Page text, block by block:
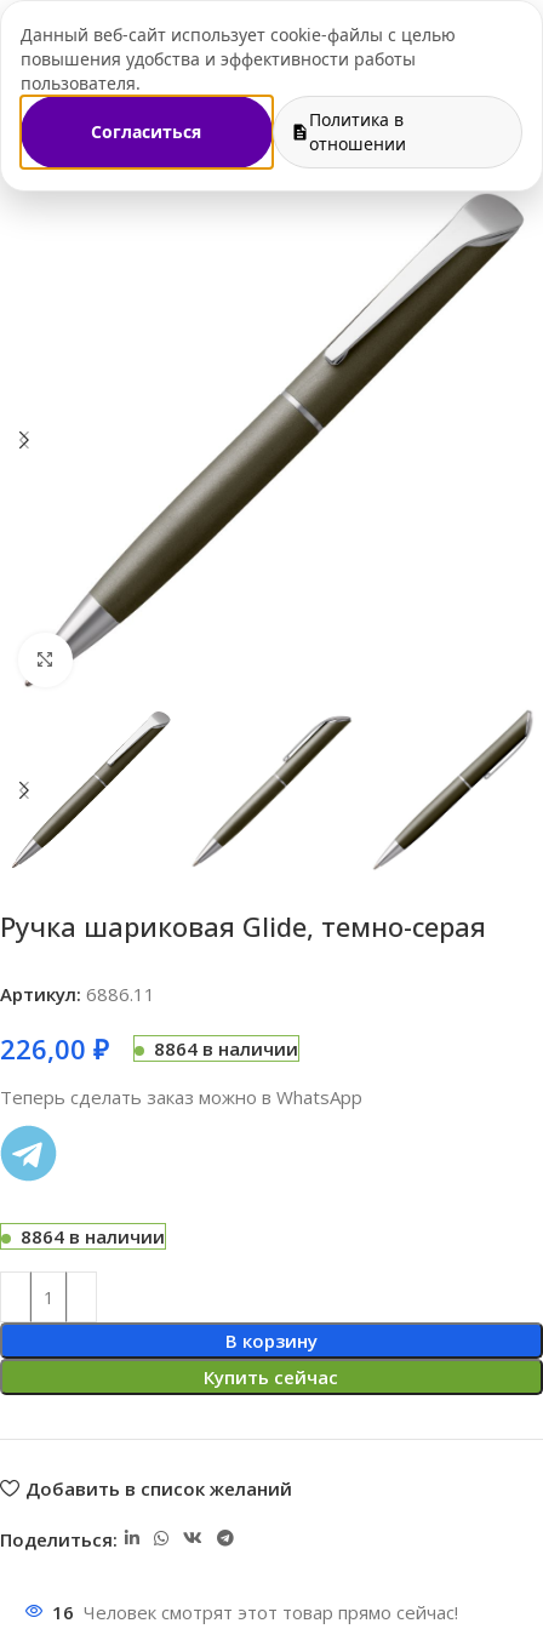
Данный веб-сайт использует cookie-файлы с целью
повышения удобства и эффективности работы
пользователя.
Согласиться
Политика в
отношении
+7 (495) 109-07-
Ручки с логотипом Металлические ручки с логотипом
Нажмите, чтобы увеличить
Ручка шариковая Glide, темно-серая
Артикул: 6886.11
226,00 ₽
8864 в наличии
Теперь сделать заказ можно в WhatsApp
8864 в наличии
В корзину
Купить сейчас
Добавить в список желаний
Поделиться:
16 Человек смотрят этот товар прямо сейчас!